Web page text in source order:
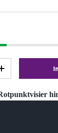
+
Next buttons